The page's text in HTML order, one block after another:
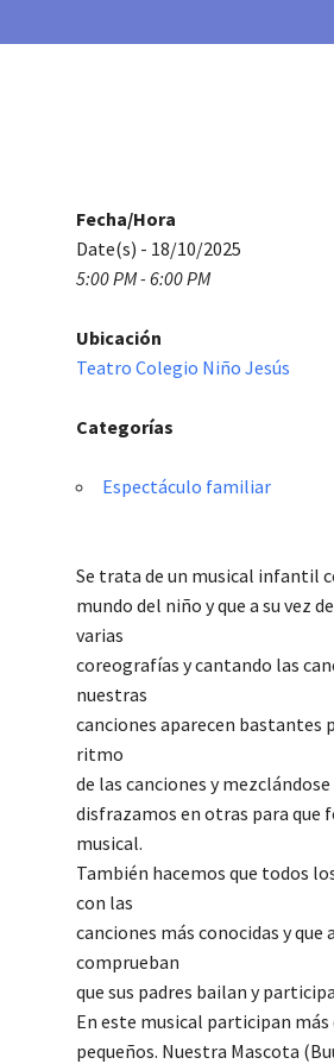
Fecha/Hora
Date(s) - 18/10/2025
5:00 PM - 6:00 PM
Ubicación
Teatro Colegio Niño Jesús
Categorías
Espectáculo familiar
Se trata de un musical infantil
mundo del niño y que a su vez
varias
coreografías y cantando las
nuestras
canciones aparecen bastantes
ritmo
de las canciones y
disfrazamos en otras para que
musical.
También hacemos que todos
con las
canciones más conocidas y
comprueban
que sus padres bailan y
En este musical participan más
pequeños. Nuestra Mascota